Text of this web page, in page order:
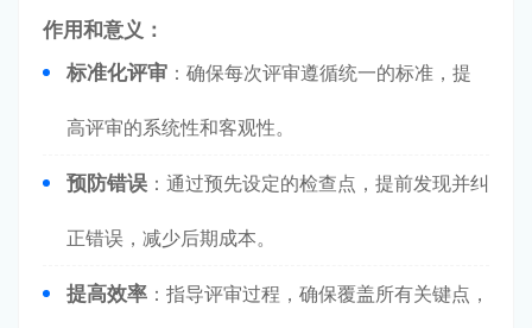
作用和意义：
标准化评审 ：确保每次评审遵循统一的标准，提
高评审的系统性和客观性。
预防错误 ：通过预先设定的检查点，提前发现并纠
正错误，减少后期成本。
提高效率 ：指导评审过程，确保覆盖所有关键点，